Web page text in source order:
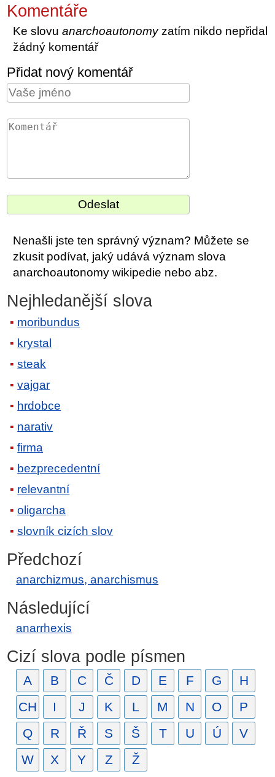
Komentáře
Ke slovuanarchoautonomyzatím nikdo nepřidal
žádný komentář
Přidat nový komentář
Nenašli jste ten správný význam? Můžete se
zkusit podívat, jaký udává význam slova
anarchoautonomy wikipedie nebo abz.
Nejhledanější slova
moribundus
krystal
steak
vajgar
hrdobce
narativ
firma
bezprecedentní
relevantní
oligarcha
slovník cizích slov
Předchozí
anarchizmus, anarchismus
Následující
anarrhexis
Cizí slova podle písmen
A B C Č D E F G
H
CH
I J K L M N O
P
Q
R Ř S Š T U Ú
V
W
X Y Z Ž